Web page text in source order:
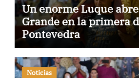
Un enorme Luque
Grande en la primera
Pontevedra
Noticias